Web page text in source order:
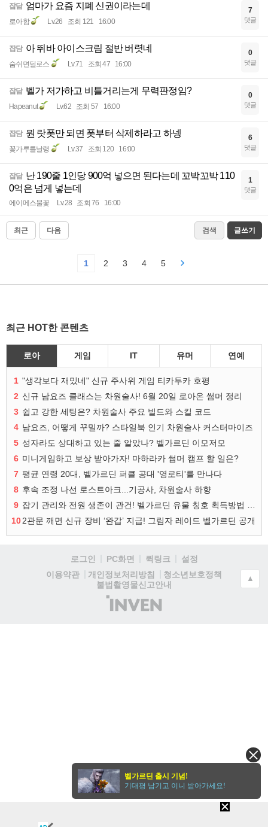
잡담 엄마가 요즘 지폐 신권이라는데
로아함 Lv.26 조회 121 16:00
7
댓글
잡담 아 뛰바 아이스크림 절반 버렷네
숨쉬면딜로스 Lv.71 조회 47 16:00
0
댓글
잡담 벨가 저가하고 비틀거리는게 무력판정임?
Hapeanut Lv.62 조회 57 16:00
0
댓글
잡담 뭔 랏폿만 되면 폿부터 삭제하라고 하넹
꽃가루를날령 Lv.37 조회 120 16:00
6
댓글
잡담 난 190줄 1인당 900억 넣으면 된다는데 꼬박꼬박 110
0억은 넘게 넣는데
에이메스불꽃 Lv.28 조회 76 16:00
1
댓글
최근 다음 검색 글쓰기
1 2 3 4 5
최근 HOT한 콘텐츠
로아 게임 IT 유머 연예
1 "생각보다 재밌네" 신규 주사위 게임 티카투카 호평
2 신규 남요즈 클래스는 차원술사! 6월 20일 로아온 썸머 정리
3 쉽고 강한 세팅은? 차원술사 주요 빌드와 스킬 코드
4 남요즈, 어떻게 꾸밀까? 스타일북 인기 차원술사 커스터마이즈
5 성자라도 상대하고 있는 줄 알았나? 벨가르딘 이모저모
6 미니게임하고 보상 받아가자! 마하라카 썸머 캠프 할 일은?
7 평균 연령 20대, 벨가르딘 퍼클 공대 '영로티'를 만나다
8 후속 조정 나선 로스트아크...기공사, 차원술사 하향
9
잡기 관리와 전원 생존이 관건! 벨가르딘 유물 칭호 획득방법 정리
102관문 깨면 신규 장비 ‘완갑’ 지급! 그림자 레이드 벨가르딘 공개
로그인 PC화면 퀵링크
설정
이용약관
개인정보처리방침
청소년보호정책
불법촬영물신고안내
(주)
인
▲
벨가르딘 출시 기념!
기대평 남기고 이니 받아가세요!